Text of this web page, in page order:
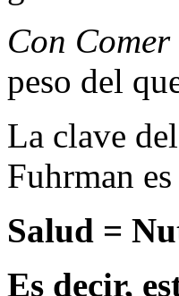
Con Comer
peso del
La clave
Fuhrman
Salud =
Es decir,